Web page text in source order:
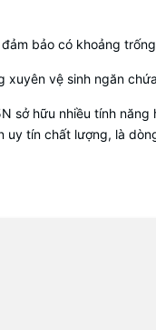
bảo có khoảng
vệ sinh ngăn
sở hữu nhiều tính
tín chất lượng, là